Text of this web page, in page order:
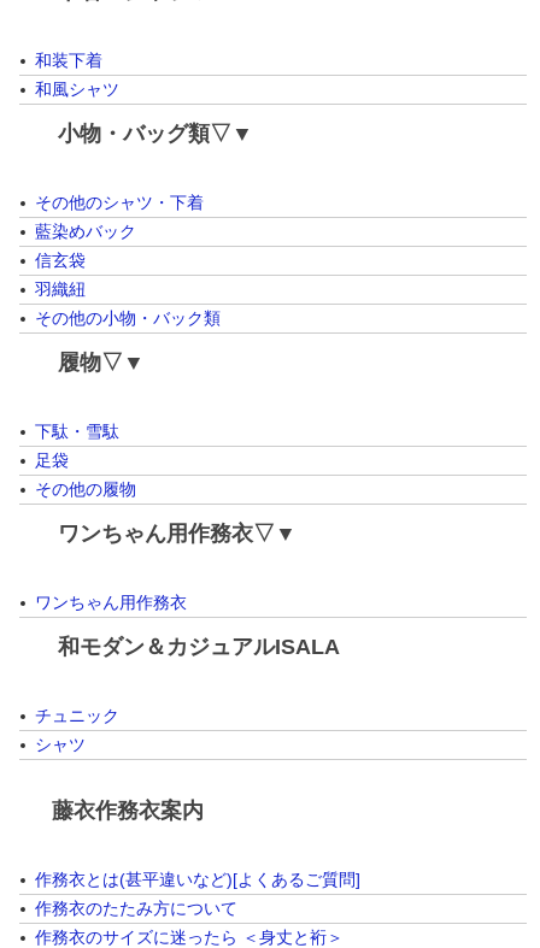
和装下着
和風シャツ
小物・バッグ類▽▼
その他のシャツ・下着
藍染めバック
信玄袋
羽織紐
その他の小物・バック類
履物▽▼
下駄・雪駄
足袋
その他の履物
ワンちゃん用作務衣▽▼
ワンちゃん用作務衣
和モダン＆カジュアルISALA
チュニック
シャツ
藤衣作務衣案内
作務衣とは(甚平違いなど)[よくあるご質問]
作務衣のたたみ方について
作務衣のサイズに迷ったら ＜身丈と裄＞